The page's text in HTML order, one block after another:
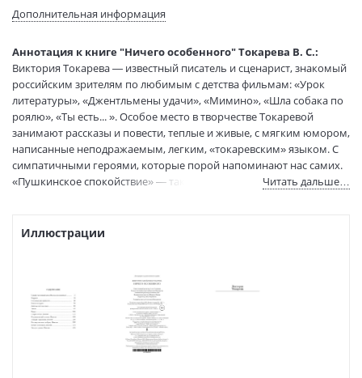
Язык текста:
русский
Тип обложки:
Мягкая обложка
Формат:
76х100 1/32
Размеры в мм
(ДхШхВ):
180x115x20
Вес:
240 гр.
Страниц:
480
Тираж:
3000 экз.
Код товара:
50083911
ISBN:
Дополнительная информация
Аннотация к книге "Ничего особенного" Токарева В. С.:
Виктория Токарева — известный писатель и сценарист, знакомый
российским зрителям по любимым с детства фильмам: «Урок
литературы», «Джентльмены удачи», «Мимино», «Шла собака по
роялю», «Ты есть... ». Особое место в творчестве Токаревой
занимают рассказы и повести, теплые и живые, с мягким юмором,
написанные неподражаемым, легким, «токаревским» языком. С
симпатичными героями, которые порой напоминают нас самих.
«Пушкинское спокойствие» — так можно сказать о прозе
сложности и хрупкой прелести. В настоящее издание вошли
Читать дальше…
Иллюстрации